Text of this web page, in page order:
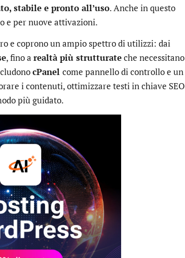
stabile e pronto all’uso. Anche in questo
e per nuove attivazioni.
e coprono un ampio spettro di utilizzi: dai
, fino a realtà più strutturateche necessitano
cPanel come pannello di controllo e un
i contenuti, ottimizzare testi in chiave SEO
più guidato.